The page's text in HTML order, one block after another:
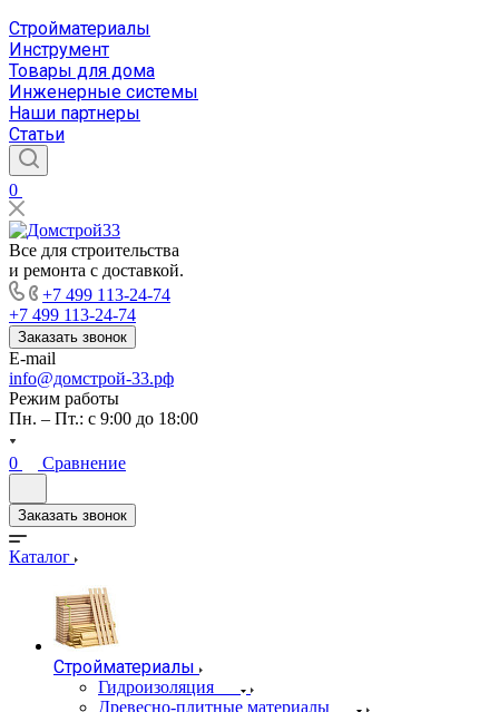
Стройматериалы
Инструмент
Товары для дома
Инженерные системы
Наши партнеры
Статьи
0
Все для строительства
и ремонта с доставкой.
+7 499 113-24-74
+7 499 113-24-74
Заказать звонок
E-mail
info@домстрой-33.рф
Режим работы
Пн. – Пт.: с 9:00 до 18:00
0 Сравнение
Заказать звонок
Каталог
Стройматериалы
Гидроизоляция
Древесно-плитные материалы